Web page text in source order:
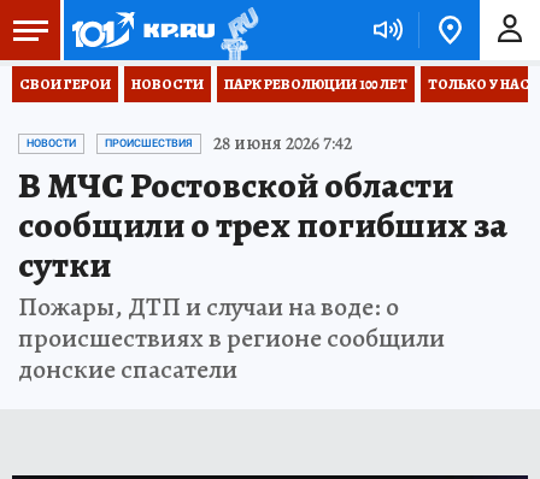
СВОИ ГЕРОИ НОВОСТИ ПАРК РЕВОЛЮЦИИ 100 ЛЕТ ТОЛЬКО У НАС
НОВОСТИ ПРОИСШЕСТВИЯ 28 июня 2026 7:42
В МЧС Ростовской области
сообщили о трех погибших за
сутки
Пожары, ДТП и случаи на воде: о
происшествиях в регионе сообщили
донские спасатели